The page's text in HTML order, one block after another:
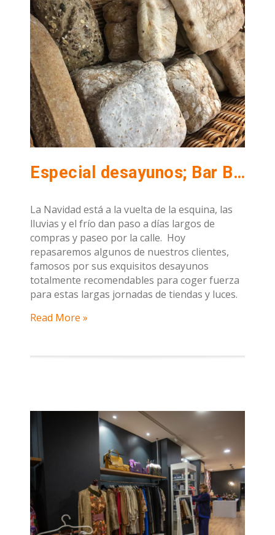
Especial desayunos; Bar Bigote, Cucufata, La Mundana, Mesón Pino Montano
La Navidad está a la vuelta de la esquina, las
lluvias y el frío dan paso a días largos de
compras y paseo por la calle. Hoy
repasaremos algunos de nuestros clientes,
famosos por sus exquisitos desayunos
totalmente recomendables para coger fuerza
para estas largas jornadas de tiendas y luces.
Read More »